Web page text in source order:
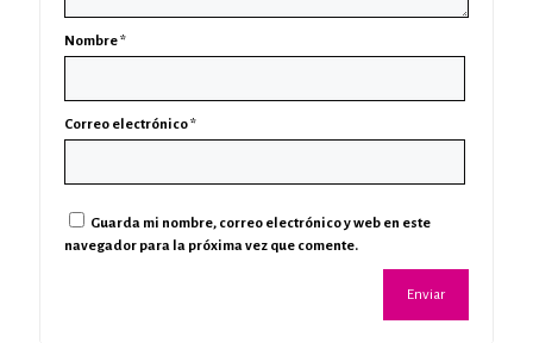
Nombre*
Correo electrónico*
Guarda mi nombre, correo electrónico y web en este
navegador para la próxima vez que comente.